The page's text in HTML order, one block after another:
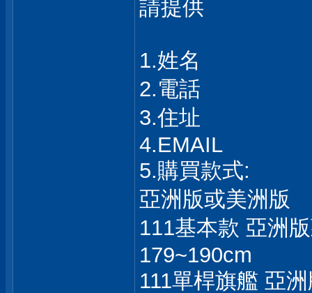
請提供
1.姓名
2.電話
3.住址
4.EMAIL
5.購買款式:
亞洲版或美洲版
111基本款 亞洲
179~190cm
111單桿旗艦 亞